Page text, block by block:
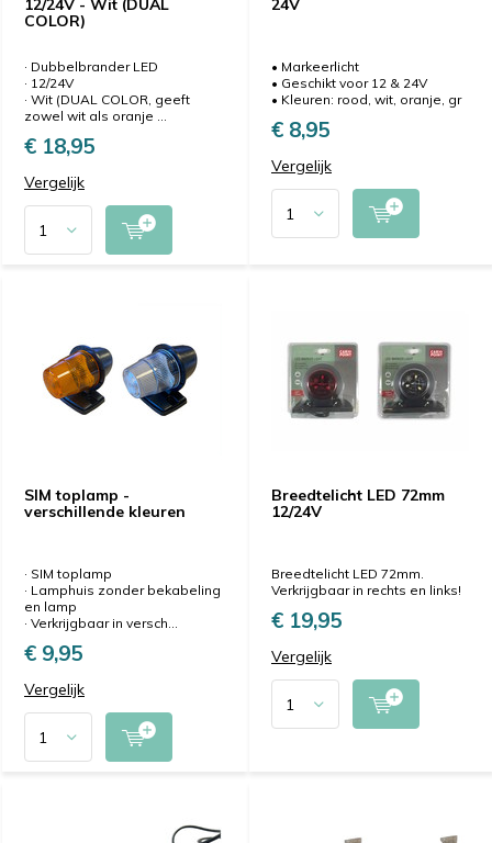
12/24V - Wit (DUAL
COLOR)
· Dubbelbrander LED
· 12/24V
· Wit (DUAL COLOR, geeft
zowel wit als oranje ...
€ 18,95
Vergelijk
24V
• Markeerlicht
• Geschikt voor 12 & 24V
• Kleuren: rood, wit, oranje, gr
€ 8,95
Vergelijk
SIM toplamp -
verschillende kleuren
· SIM toplamp
· Lamphuis zonder bekabeling
en lamp
· Verkrijgbaar in versch...
€ 9,95
Vergelijk
Breedtelicht LED 72mm
12/24V
Breedtelicht LED 72mm.
Verkrijgbaar in rechts en links!
€ 19,95
Vergelijk